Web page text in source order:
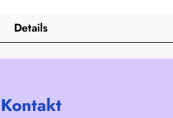
Details
Kontakt